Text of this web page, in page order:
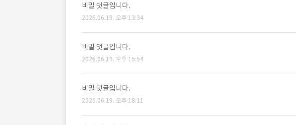
비밀 댓글입니다.
2026.06.19. 오후 13:34
비밀 댓글입니다.
2026.06.19. 오후 15:54
비밀 댓글입니다.
2026.06.19. 오후 18:11